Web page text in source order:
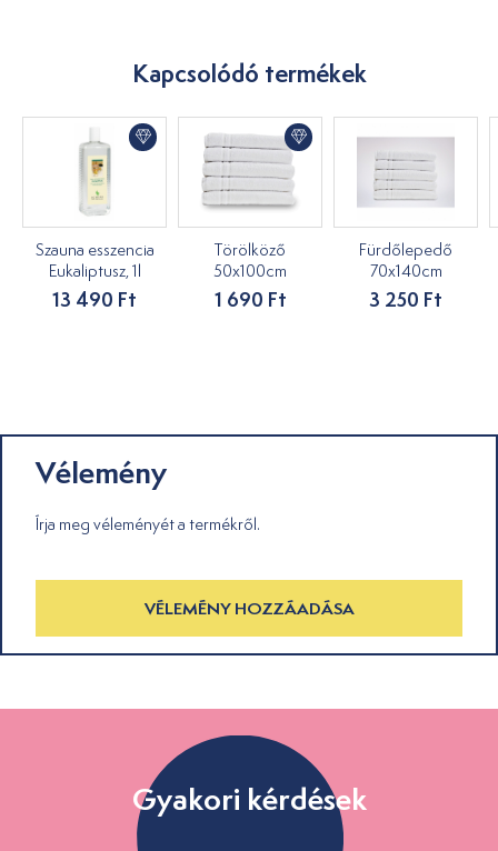
Kapcsolódó termékek
Szauna esszencia
Eukaliptusz, 1l
13 490 Ft
Törölköző
50x100cm
1 690 Ft
Fürdőlepedő
70x140cm
3 250 Ft
Vélemény
Írja meg véleményét a termékről.
VÉLEMÉNY HOZZÁADÁSA
Gyakori kérdések